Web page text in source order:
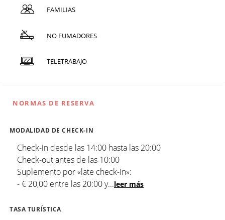
FAMILIAS
NO FUMADORES
TELETRABAJO
NORMAS DE RESERVA
MODALIDAD DE CHECK-IN
Check-in desde las 14:00 hasta las 20:00
Check-out antes de las 10:00
Suplemento por «late check-in»:
- € 20,00 entre las 20:00 y...leer más
TASA TURÍSTICA